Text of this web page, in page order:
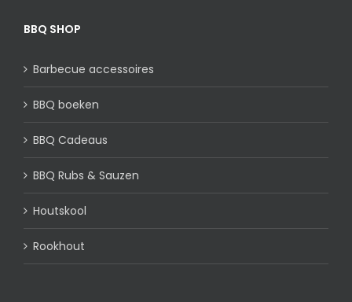
BBQ SHOP
Barbecue accessoires
BBQ boeken
BBQ Cadeaus
BBQ Rubs & Sauzen
Houtskool
Rookhout